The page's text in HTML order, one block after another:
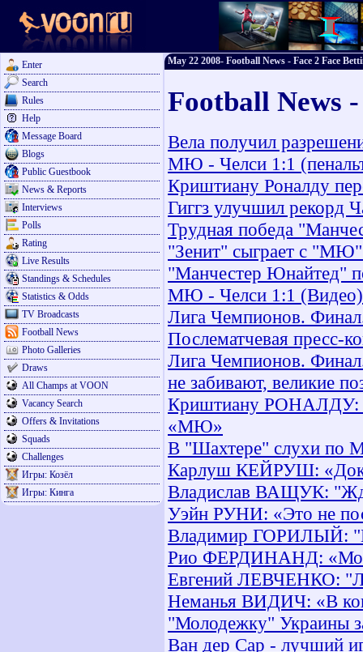
Enter
Search
Rules
Help
Message Board
Blogs
Public Guestbook
News & Reports
Interviews
Polls
Rating
Live Results
Standings & Schedules
Statistics & Odds
TV Broadcasts
Football News
Photo Galleries
Draws
All Champs at VOON
Vacancy Search
Offers & Invitations
Squads
Challenges
Игры: Козёл
Игры: Кинга
May 22 2008- Football News - Face 2 Face
Football News
Вела получил
МЮ - Челси 1:1
Криштиану Роналду
Гиггз улучшил рекорд
Трудная победа
"Зенит" сыграет с "МЮ"
"Манчестер Юнайтед"
МЮ - Челси 1:1 (Видео)
Лига Чемпионов.
Послематчевая пресс-
Лига Чемпионов.
не забивают, великие
Криштиану РОНАЛДУ:
«МЮ»
В "Шахтере" слухи по
Карлуш КЕЙРУШ:
Владислав ВАЩУК:
Уэйн РУНИ: «Это не
Владимир ГОРИЛЫЙ:
Рио ФЕРДИНАНД:
Евгений ЛЕВЧЕНКО:
Неманья ВИДИЧ: «В
"Молодежку" Украины
Ван дер Сар - лучший